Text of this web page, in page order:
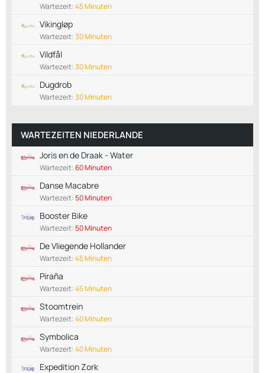
Wartezeit:45 Minuten
Vikingløp
Wartezeit:30 Minuten
Vildfål
Wartezeit:30 Minuten
Dugdrob
Wartezeit:30 Minuten
WARTEZEITEN NIEDERLANDE
Joris en de Draak - Water
Wartezeit:60 Minuten
Danse Macabre
Wartezeit:50 Minuten
Booster Bike
Wartezeit:50 Minuten
De Vliegende Hollander
Wartezeit:45 Minuten
Piraña
Wartezeit:45 Minuten
Stoomtrein
Wartezeit:40 Minuten
Symbolica
Wartezeit:40 Minuten
Expedition Zork